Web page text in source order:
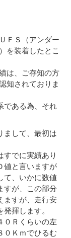
ＦＳ（アンダー
を装着したとこ
は、ご存知の方
知されておりま
である為、それ
まして、最初は
すでに実績あり
値と言いますが
て、いかに数値
すが、この部分
ますが、走行安
揮します。
０Ｒくらいの左
０Ｋｍでひるむ